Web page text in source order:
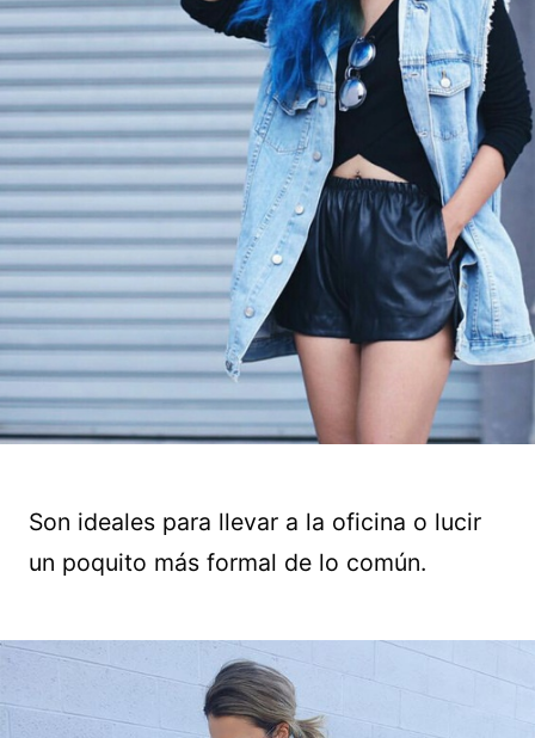
Son ideales para llevar a la oficina o lucir
un poquito más formal de lo común.